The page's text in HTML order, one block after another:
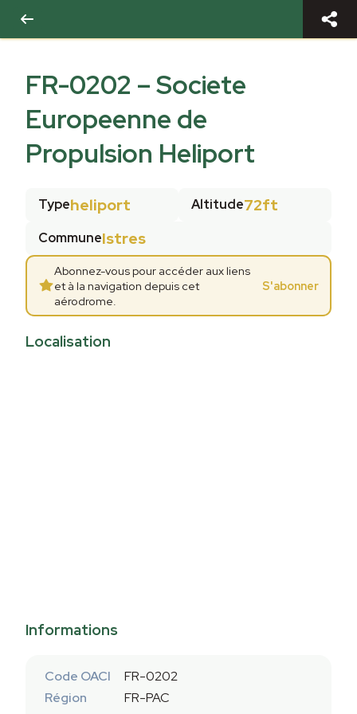
FR-0202 –Societe
Europeenne de
Propulsion Heliport
Typeheliport Altitude72ft
CommuneIstres
Abonnez-vous pour accéder aux liens
et à la navigation depuis cet
aérodrome.
S'abonner
Localisation
Informations
Code OACI
FR-0202
Région
FR-PAC